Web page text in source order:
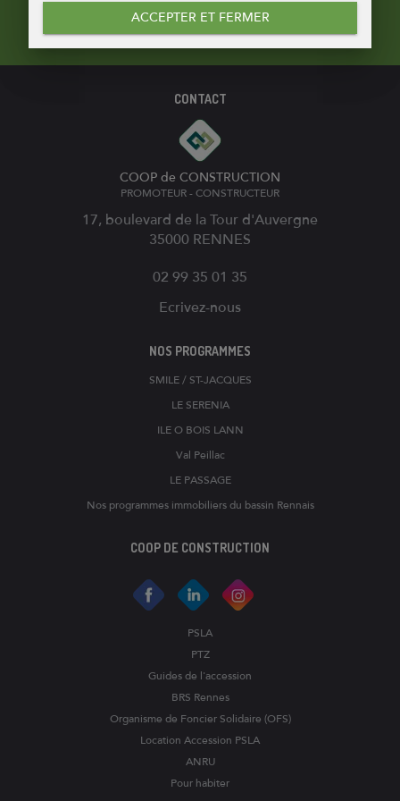
Pour recevoir notre newsletter !
CONTACT
COOP de CONSTRUCTION
PROMOTEUR - CONSTRUCTEUR
17, boulevard de la Tour d'Auvergne
35000 RENNES
02 99 35 01 35
Ecrivez-nous
NOS PROGRAMMES
SMILE / ST-JACQUES
LE SERENIA
ILE O BOIS LANN
Val Peillac
LE PASSAGE
Nos programmes immobiliers du bassin Rennais
COOP DE CONSTRUCTION
PSLA
PTZ
Guides de l'accession
BRS Rennes
Organisme de Foncier Solidaire (OFS)
Location Accession PSLA
ANRU
Pour habiter
ACCEPTER ET FERMER